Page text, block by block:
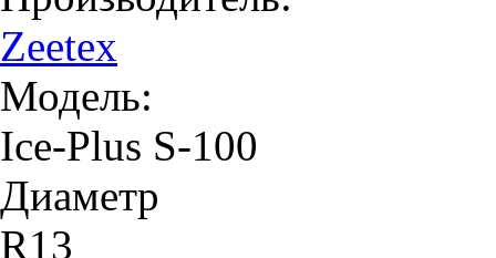
Zeetex
Модель:
Ice-Plus S-100
Диаметр
R13